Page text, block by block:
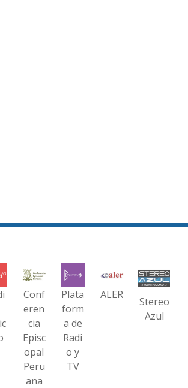
Conf
eren
cia
Episc
opal
Peru
ana
Plata
form
a de
Radi
o y
TV
ALER
Stereo
Azul